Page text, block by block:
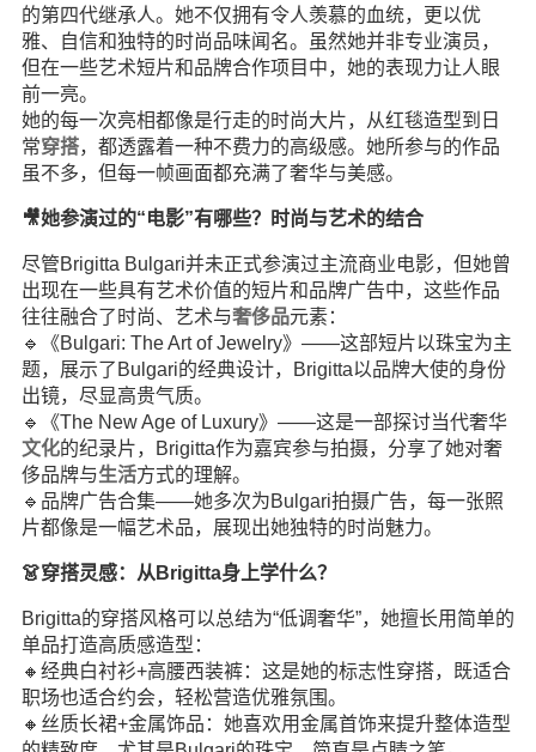
的第四代继承人。她不仅拥有令人羡慕的血统，更以优
雅、自信和独特的时尚品味闻名。虽然她并非专业演员，
但在一些艺术短片和品牌合作项目中，她的表现力让人眼
前一亮。
她的每一次亮相都像是行走的时尚大片，从红毯造型到日
常穿搭，都透露着一种不费力的高级感。她所参与的作品
虽不多，但每一帧画面都充满了奢华与美感。
🎥她参演过的“电影”有哪些？时尚与艺术的结合
尽管Brigitta Bulgari并未正式参演过主流商业电影，但她曾
出现在一些具有艺术价值的短片和品牌广告中，这些作品
往往融合了时尚、艺术与奢侈品元素：
🔹《Bulgari: The Art of Jewelry》——这部短片以珠宝为主
题，展示了Bulgari的经典设计，Brigitta以品牌大使的身份
出镜，尽显高贵气质。
🔹《The New Age of Luxury》——这是一部探讨当代奢华
文化的纪录片，Brigitta作为嘉宾参与拍摄，分享了她对奢
侈品牌与生活方式的理解。
🔹品牌广告合集——她多次为Bulgari拍摄广告，每一张照
片都像是一幅艺术品，展现出她独特的时尚魅力。
👗穿搭灵感：从Brigitta身上学什么？
Brigitta的穿搭风格可以总结为“低调奢华”，她擅长用简单的
单品打造高质感造型：
🔸经典白衬衫+高腰西装裤：这是她的标志性穿搭，既适合
职场也适合约会，轻松营造优雅氛围。
🔸丝质长裙+金属饰品：她喜欢用金属首饰来提升整体造型